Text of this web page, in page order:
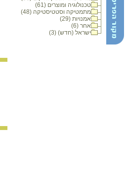
טכנולוגיה ומוצרים (61)
מתמטיקה וסטטיסטיקה (48)
אמנויות (29)
אחר (6)
ישראל (חדש) (3)